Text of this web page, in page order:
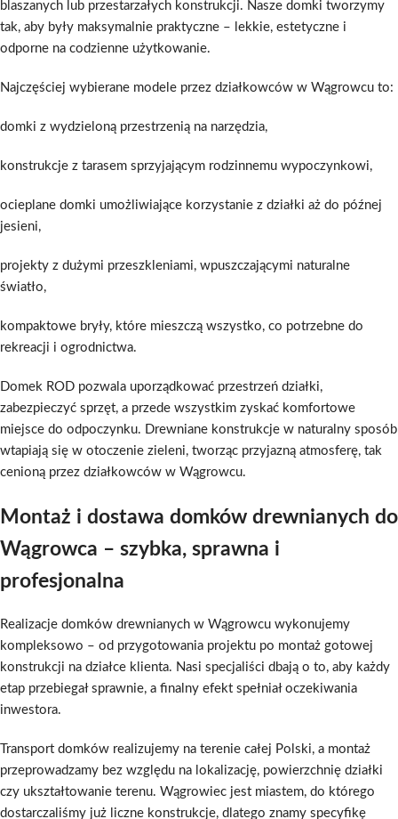
blaszanych lub przestarzałych konstrukcji. Nasze domki tworzymy
tak, aby były maksymalnie praktyczne – lekkie, estetyczne i
odporne na codzienne użytkowanie.
Najczęściej wybierane modele przez działkowców w Wągrowcu to:
domki z wydzieloną przestrzenią na narzędzia,
konstrukcje z tarasem sprzyjającym rodzinnemu wypoczynkowi,
ocieplane domki umożliwiające korzystanie z działki aż do późnej
jesieni,
projekty z dużymi przeszkleniami, wpuszczającymi naturalne
światło,
kompaktowe bryły, które mieszczą wszystko, co potrzebne do
rekreacji i ogrodnictwa.
Domek ROD pozwala uporządkować przestrzeń działki,
zabezpieczyć sprzęt, a przede wszystkim zyskać komfortowe
miejsce do odpoczynku. Drewniane konstrukcje w naturalny sposób
wtapiają się w otoczenie zieleni, tworząc przyjazną atmosferę, tak
cenioną przez działkowców w Wągrowcu.
Montaż i dostawa domków drewnianych do
Wągrowca – szybka, sprawna i
profesjonalna
Realizacje domków drewnianych w Wągrowcu wykonujemy
kompleksowo – od przygotowania projektu po montaż gotowej
konstrukcji na działce klienta. Nasi specjaliści dbają o to, aby każdy
etap przebiegał sprawnie, a finalny efekt spełniał oczekiwania
inwestora.
Transport domków realizujemy na terenie całej Polski, a montaż
przeprowadzamy bez względu na lokalizację, powierzchnię działki
czy ukształtowanie terenu. Wągrowiec jest miastem, do którego
dostarczaliśmy już liczne konstrukcje, dlatego znamy specyfikę